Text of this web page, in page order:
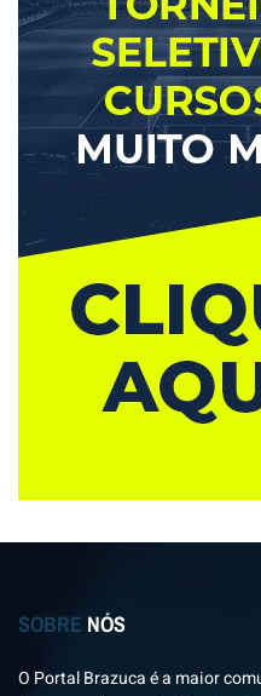
SOBRE NÓS
O Portal Brazuca é a maior